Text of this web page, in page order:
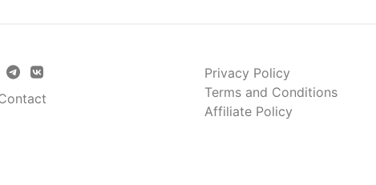
Privacy Policy
Terms and Conditions
Affiliate Policy